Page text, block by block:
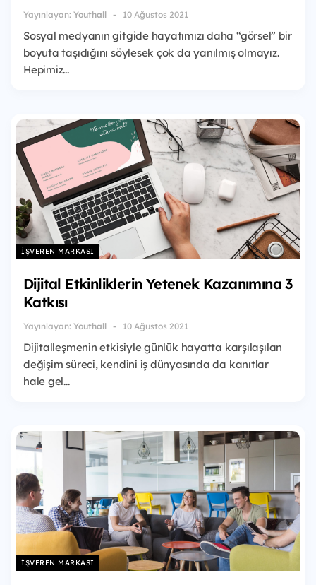
Yayınlayan: Youthall 10 Ağustos 2021
Sosyal medyanın gitgide hayatımızı daha “görsel” bir
boyuta taşıdığını söylesek çok da yanılmış olmayız.
Hepimiz...
İŞVEREN MARKASI
Dijital Etkinliklerin Yetenek Kazanımına 3
Katkısı
Yayınlayan: Youthall 10 Ağustos 2021
Dijitalleşmenin etkisiyle günlük hayatta karşılaşılan
değişim süreci, kendini iş dünyasında da kanıtlar
hale gel...
İŞVEREN MARKASI